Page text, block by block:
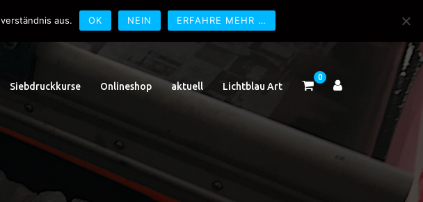
Siebdruckkurse Onlineshop aktuell Lichtblau Art
0
aus. OK NEIN ERFAHRE MEHR …